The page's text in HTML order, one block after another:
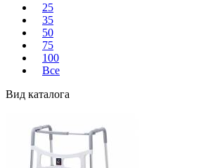
25
35
50
75
100
Все
Вид каталога